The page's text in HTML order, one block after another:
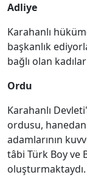
Adliye
Karahanlı
başkanlık
bağlı olan
Ordu
Karahanlı
ordusu,
adamlarının
tâbi Türk Boy ve
oluşturmaktaydı.